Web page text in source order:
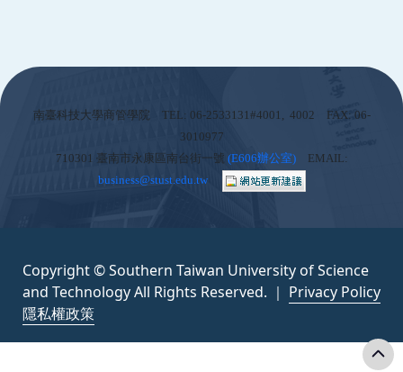
南臺科技大學商管學院 TEL: 06-2533131#4001, 4002 FAX: 06-
3010977
710301 臺南市永康區南台街一號 (E606辦公室)EMAIL:
business@stust.edu.tw
Copyright © Southern Taiwan University of Science
and Technology All Rights Reserved. ｜ Privacy Policy
隱私權政策